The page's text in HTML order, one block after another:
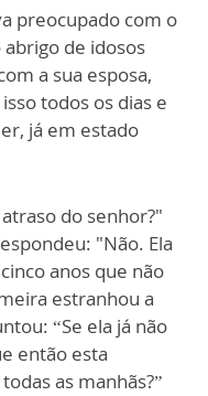
preocupado com o
de idosos
a sua esposa,
todos os dias e
já em estado
do senhor?"
"Não. Ela
anos que não
estranhou a
“Se ela já não
então esta
as manhãs?”